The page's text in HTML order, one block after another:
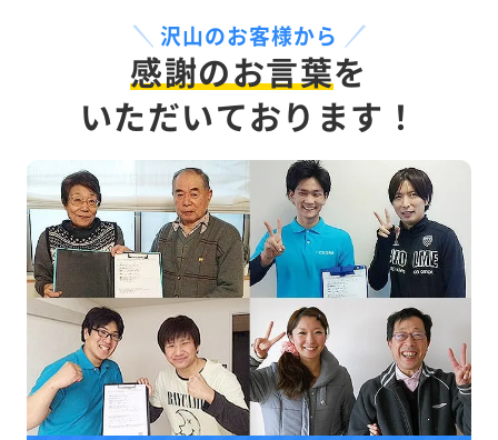
沢山のお客様から
感謝のお言葉を
いただいております！